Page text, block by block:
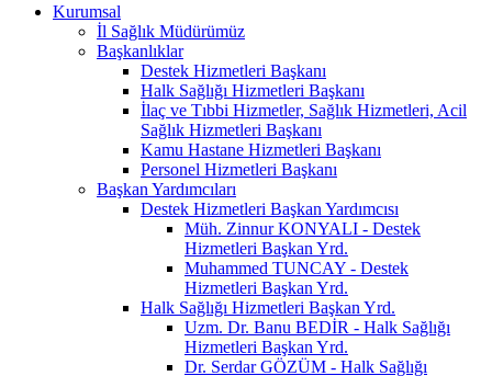
Kurumsal
İl Sağlık Müdürümüz
Başkanlıklar
Destek Hizmetleri Başkanı
Halk Sağlığı Hizmetleri Başkanı
İlaç ve Tıbbi Hizmetler, Sağlık Hizmetleri, Acil
Sağlık Hizmetleri Başkanı
Kamu Hastane Hizmetleri Başkanı
Personel Hizmetleri Başkanı
Başkan Yardımcıları
Destek Hizmetleri Başkan Yardımcısı
Müh. Zinnur KONYALI - Destek
Hizmetleri Başkan Yrd.
Muhammed TUNCAY - Destek
Hizmetleri Başkan Yrd.
Halk Sağlığı Hizmetleri Başkan Yrd.
Uzm. Dr. Banu BEDİR - Halk Sağlığı
Hizmetleri Başkan Yrd.
Dr. Serdar GÖZÜM - Halk Sağlığı